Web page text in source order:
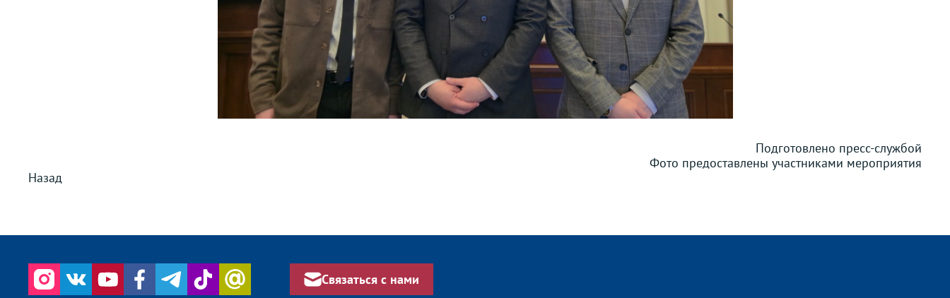
Подготовлено пресс-службой
Фото предоставлены участниками мероприятия
Назад
Связаться с нами